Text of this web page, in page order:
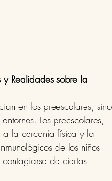
y Realidades sobre la
en los preescolares, sino
Los preescolares,
a la cercanía física y la
de los niños
de ciertas